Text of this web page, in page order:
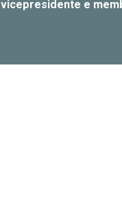
vicepresidente e